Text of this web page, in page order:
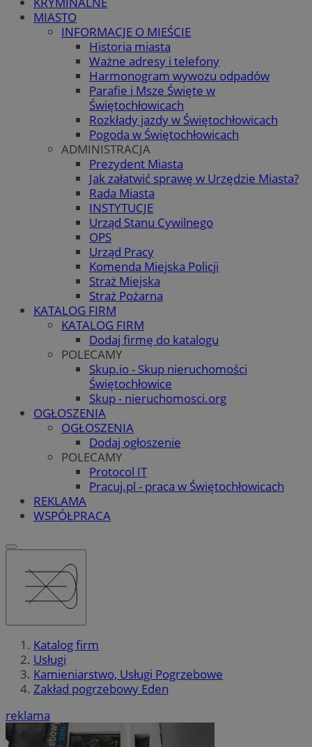
MIASTO
INFORMACJE O MIEŚCIE
Historia miasta
Ważne adresy i telefony
Harmonogram wywozu odpadów
Parafie i Msze Święte w
Świętochłowicach
Rozkłady jazdy w Świętochłowicach
Pogoda w Świętochłowicach
ADMINISTRACJA
Prezydent Miasta
Jak załatwić sprawę w Urzędzie Miasta?
Rada Miasta
INSTYTUCJE
Urząd Stanu Cywilnego
OPS
Urząd Pracy
Komenda Miejska Policji
Straż Miejska
Straż Pożarna
KATALOG FIRM
KATALOG FIRM
Dodaj firmę do katalogu
POLECAMY
Skup.io - Skup nieruchomości
Świętochłowice
Skup - nieruchomosci.org
OGŁOSZENIA
OGŁOSZENIA
Dodaj ogłoszenie
POLECAMY
Protocol IT
Pracuj.pl - praca w Świętochłowicach
REKLAMA
WSPÓŁPRACA
Katalog firm
Usługi
Kamieniarstwo, Usługi Pogrzebowe
Zakład pogrzebowy Eden
reklama